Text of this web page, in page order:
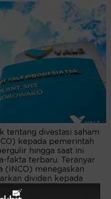
tentang divestasi saham
kepada pemerintah
hingga saat ini
fakta terbaru. Teranyar
(INCO) menegaskan
dividen kepada
hingga 30 Juli 2023.